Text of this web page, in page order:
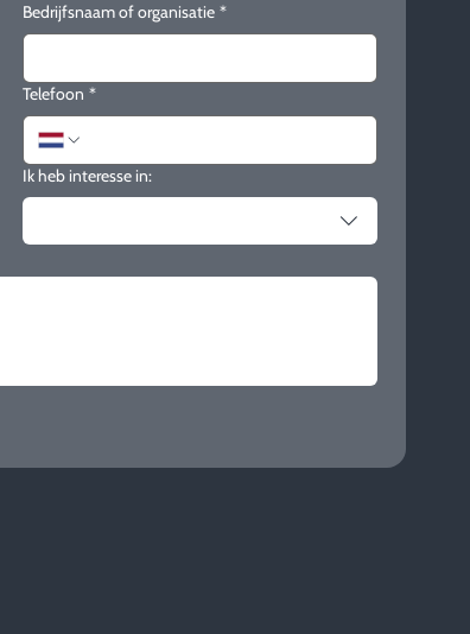
Bedrijfsnaam of organisatie *
Telefoon *
Ik heb interesse in: